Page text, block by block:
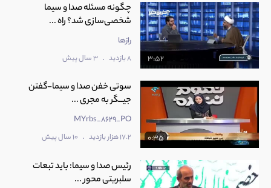
3:52
چگونه مسئله صدا و سیما
شخصی‌سازی شد؟ راه ...
رازها
8 بازدید . 3 سال پیش
0:35
سوتی خفن صدا و سیما-گفتن
جیــگر به مجری ...
MYrbs_8629_PO
17.2 هزار بازدید . 10 سال پیش
رئیس صدا و سیما: باید تبعات
سلبریتی‌‍ محور ...